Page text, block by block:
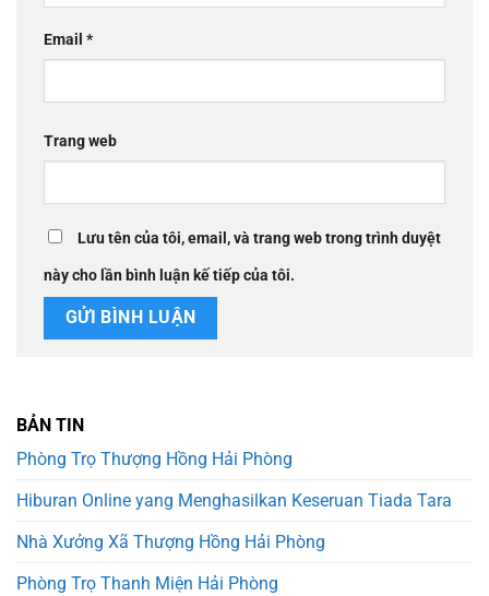
Email *
Trang web
Lưu tên của tôi, email, và trang web trong trình duyệt
này cho lần bình luận kế tiếp của tôi.
BẢN TIN
Phòng Trọ Thượng Hồng Hải Phòng
Hiburan Online yang Menghasilkan Keseruan Tiada Tara
Nhà Xưởng Xã Thượng Hồng Hải Phòng
Phòng Trọ Thanh Miện Hải Phòng